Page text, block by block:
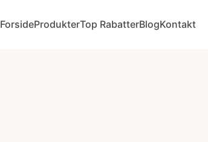
ForsideProdukterTop RabatterBlogKontakt